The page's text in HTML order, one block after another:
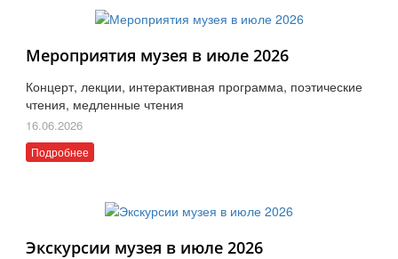
Мероприятия музея в июле 2026
Концерт, лекции, интерактивная программа, поэтические
чтения, медленные чтения
16.06.2026
Подробнее
Экскурсии музея в июле 2026